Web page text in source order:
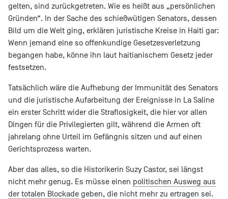
gelten, sind zurückgetreten. Wie es heißt aus „persönlichen
Gründen“. In der Sache des schießwütigen Senators, dessen
Bild um die Welt ging, erklären juristische Kreise in Haiti gar:
Wenn jemand eine so offenkundige Gesetzesverletzung
begangen habe, könne ihn laut haitianischem Gesetz jeder
festsetzen.
Tatsächlich wäre die Aufhebung der Immunität des Senators
und die juristische Aufarbeitung der Ereignisse in La Saline
ein erster Schritt wider die Straflosigkeit, die hier vor allen
Dingen für die Privilegierten gilt, während die Armen oft
jahrelang ohne Urteil im Gefängnis sitzen und auf einen
Gerichtsprozess warten.
Aber das alles, so die Historikerin Suzy Castor, sei längst
nicht mehr genug. Es müsse einen politischen Ausweg aus
der totalen Blockade geben, die nicht mehr zu ertragen sei.